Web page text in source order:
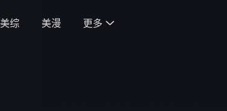
美综 美漫 更多 